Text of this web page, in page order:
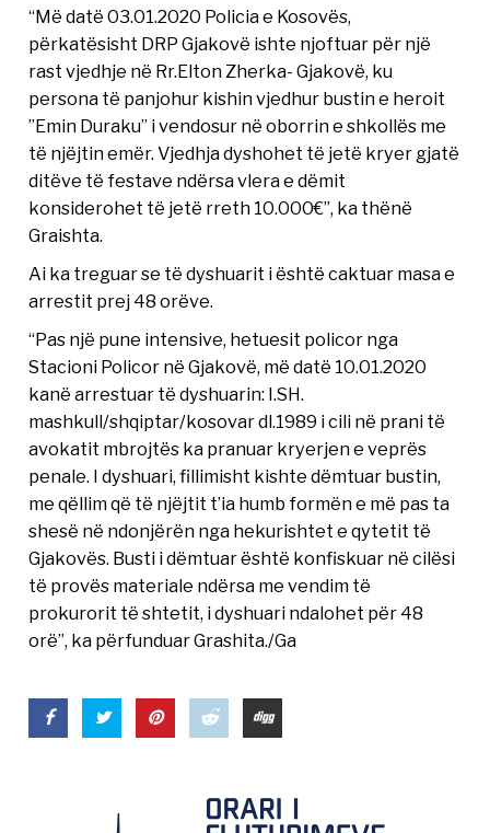
“Më datë 03.01.2020 Policia e Kosovës,
përkatësisht DRP Gjakovë ishte njoftuar për një
rast vjedhje në Rr.Elton Zherka- Gjakovë, ku
persona të panjohur kishin vjedhur bustin e heroit
”Emin Duraku” i vendosur në oborrin e shkollës me
të njëjtin emër. Vjedhja dyshohet të jetë kryer gjatë
ditëve të festave ndërsa vlera e dëmit
konsiderohet të jetë rreth 10.000€”, ka thënë
Graishta.
Ai ka treguar se të dyshuarit i është caktuar masa e
arrestit prej 48 orëve.
“Pas një pune intensive, hetuesit policor nga
Stacioni Policor në Gjakovë, më datë 10.01.2020
kanë arrestuar të dyshuarin: I.SH.
mashkull/shqiptar/kosovar dl.1989 i cili në prani të
avokatit mbrojtës ka pranuar kryerjen e veprës
penale. I dyshuari, fillimisht kishte dëmtuar bustin,
me qëllim që të njëjtit t’ia humb formën e më pas ta
shesë në ndonjërën nga hekurishtet e qytetit të
Gjakovës. Busti i dëmtuar është konfiskuar në cilësi
të provës materiale ndërsa me vendim të
prokurorit të shtetit, i dyshuari ndalohet për 48
orë”, ka përfunduar Grashita./Ga